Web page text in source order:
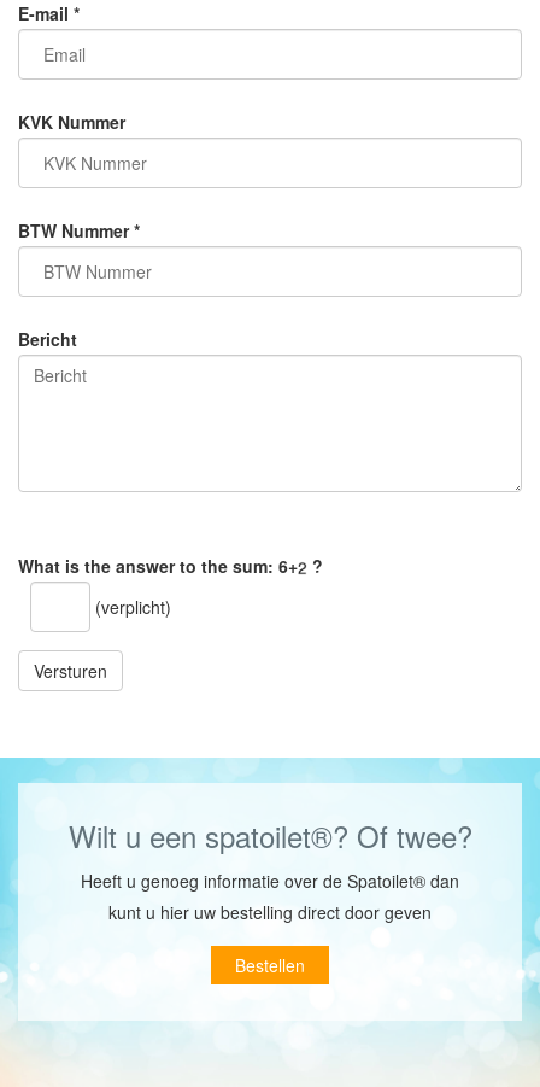
E-mail *
KVK Nummer
BTW Nummer *
Bericht
What is the answer to the sum: 6+
?
(verplicht)
Versturen
Wilt u een spatoilet®? Of twee?
Heeft u genoeg informatie over de Spatoilet® dan
kunt u hier uw bestelling direct door geven
Bestellen